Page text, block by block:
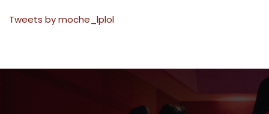
Tweets by moche_lplol